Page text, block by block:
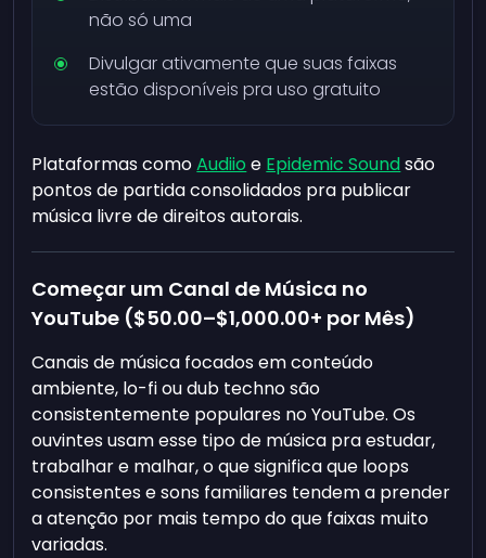
não só uma
Divulgar ativamente que suas faixas
estão disponíveis pra uso gratuito
Plataformas comoAudiio e Epidemic Soundsão
pontos de partida consolidados pra publicar
música livre de direitos autorais.
Começar um Canal de Música no
YouTube ($50.00–$1,000.00+ por Mês)
Canais de música focados em conteúdo
ambiente, lo-fi ou dub techno são
consistentemente populares no YouTube. Os
ouvintes usam esse tipo de música pra estudar,
trabalhar e malhar, o que significa que loops
consistentes e sons familiares tendem a prender
a atenção por mais tempo do que faixas muito
variadas.